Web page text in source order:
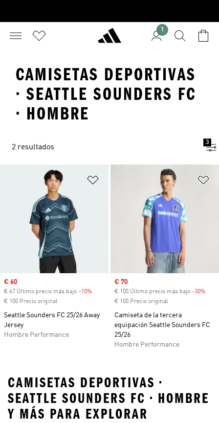
1
CAMISETAS DEPORTIVAS
· SEATTLE SOUNDERS FC
· HOMBRE
2 resultados
3
Añadir a la lista de deseos
Precio de venta
€ 60
€ 67 Último precio más bajo -10% Descuento
€ 100 Precio original
Seattle Sounders FC 25/26 Away
Jersey
Hombre Performance
Precio de venta
€ 70
€ 100 Último precio más bajo -30%
€ 100 Precio original
Camiseta de la tercera
equipación Seattle Sounders FC
25/26
Hombre Performance
CAMISETAS DEPORTIVAS •
SEATTLE SOUNDERS FC • HOMBRE
Y MÁS PARA EXPLORAR